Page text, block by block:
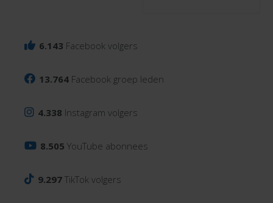
6.143 Facebook volgers
13.764 Facebook groep leden
4.338 Instagram volgers
8.505 YouTube abonnees
9.297 TikTok volgers